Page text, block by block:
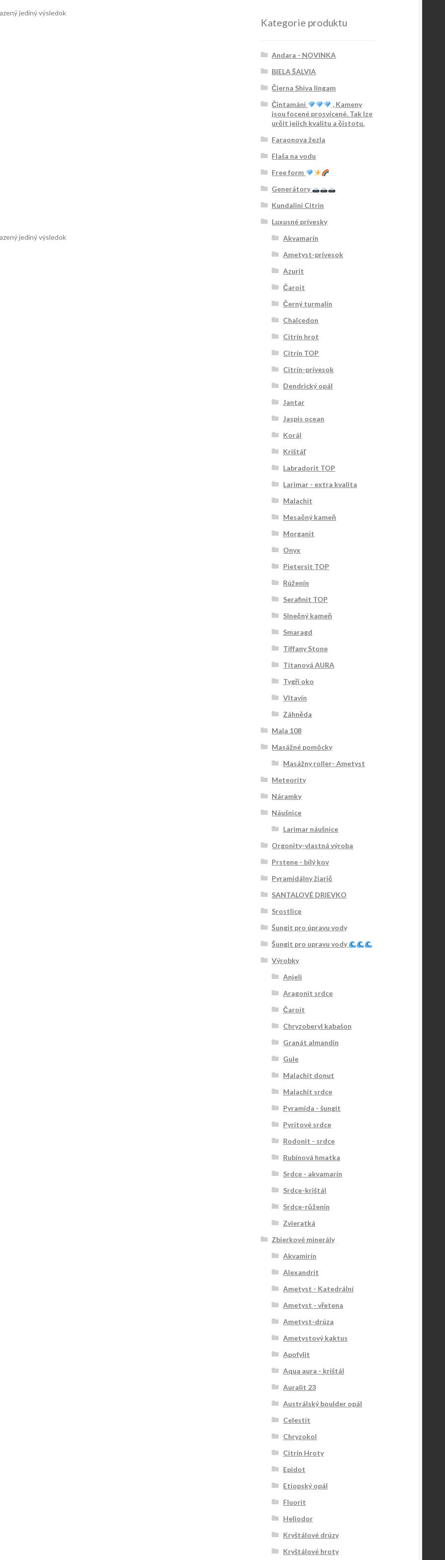
jediný výsledok
jediný výsledok
Kategorie produktu
Andara - NOVINKA
BIELA ŠALVIA
Čierna Shiva lingam
Čintamáni
, Kameny
jsou focené prosvícené. Tak lze
určit jejich kvalitu a čistotu.
Faraonova žezla
Flaša na vodu
Free form
Generátory
Kundalini Citrin
Luxusné prívesky
Akvamarín
Ametyst-prívesok
Azurit
Čaroit
Černý turmalín
Chalcedon
Citrín hrot
Citrín TOP
Citrín-prívesok
Dendrický opál
Jantar
Jaspis ocean
Korál
Krištáľ
Labradorit TOP
Larimar - extra kvalita
Malachit
Mesačný kameň
Morganit
Onyx
Pietersit TOP
Rúženín
Serafinit TOP
Slnečný kameň
Smaragd
Tiffany Stone
Titanová AURA
Tygří oko
Vltavín
Záhněda
Mala 108
Masážné pomôcky
Masážny roller- Ametyst
Meteority
Náramky
Náušnice
Larimar náušnice
Orgonity-vlastná výroba
Prstene - bílý kov
Pyramidálny žiarič
SANTALOVÉ DRIEVKO
Srostlice
Šungit pro úpravu vody
Šungit pro upravu vody
Výrobky
Anjeli
Aragonit srdce
Čaroit
Chryzoberyl kabašon
Granát almandin
Gule
Malachit donut
Malachit srdce
Pyramida - šungit
Pyritové srdce
Rodonit - srdce
Rubínová hmatka
Srdce - akvamarín
Srdce-krištál
Srdce-růženín
Zvieratká
Zbierkové minerály
Akvamirín
Alexandrit
Ametyst - Katedrální
Ametyst - vřetena
Ametyst-drúza
Ametystový kaktus
Apofylit
Aqua aura - krištál
Auralit 23
Austrálský boulder opál
Celestit
Chryzokol
Citrín Hroty
Epidot
Etiopský opál
Fluorit
Heliodor
Kryštálové drúzy
Kryštálové hroty